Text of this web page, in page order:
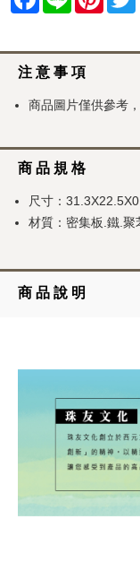
注 意 事 項
商品圖片僅供參考
商 品 規 格
尺寸：
材質：密集板.鐵.聚
商 品 說 明